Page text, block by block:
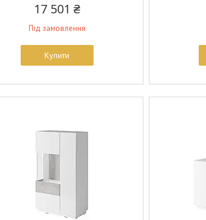
17 501 ₴
Під замовлення
Купити